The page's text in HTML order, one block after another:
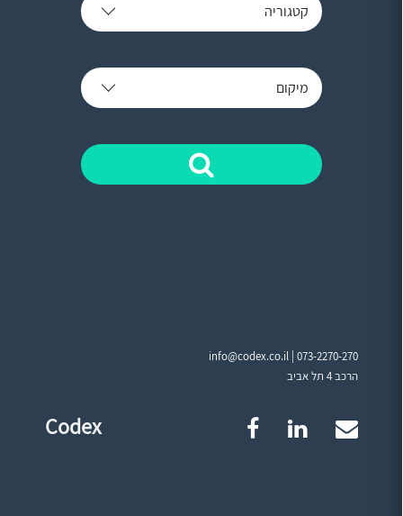
קטגוריה
מיקום
info@codex.co.il |073-2270-270
הרכב 4 תל אביב
Codex